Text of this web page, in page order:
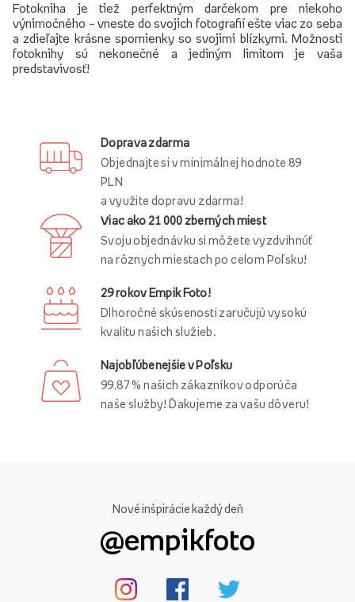
Fotokniha je tiež perfektným darčekom pre niekoho
výnimočného – vneste do svojich fotografií ešte viac zo seba
a zdieľajte krásne spomienky so svojimi blízkymi. Možnosti
fotoknihy sú nekonečné a jediným limitom je vaša
predstavivosť!
Doprava zdarma
Objednajte si v minimálnej hodnote 89
PLN
a využite dopravu zdarma!
Viac ako 21 000 zberných miest
Svoju objednávku si môžete vyzdvihnúť
na rôznych miestach po celom Poľsku!
29 rokov Empik Foto!
Dlhoročné skúsenosti zaručujú vysokú
kvalitu našich služieb.
Najobľúbenejšie v Poľsku
99,87 % našich zákazníkov odporúča
naše služby! Ďakujeme za vašu dôveru!
Nové inšpirácie každý deň
@empikfoto